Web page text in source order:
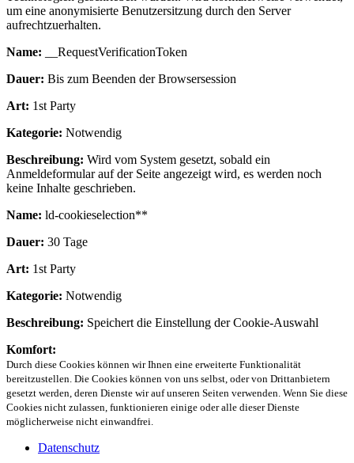
um eine anonymisierte Benutzersitzung durch den Server
aufrechtzuerhalten.
Name: __RequestVerificationToken
Dauer: Bis zum Beenden der Browsersession
Art: 1st Party
Kategorie: Notwendig
Beschreibung: Wird vom System gesetzt, sobald ein
Anmeldeformular auf der Seite angezeigt wird, es werden noch
keine Inhalte geschrieben.
Name: ld-cookieselection**
Dauer: 30 Tage
Art: 1st Party
Kategorie: Notwendig
Beschreibung: Speichert die Einstellung der Cookie-Auswahl
Komfort:
Durch diese Cookies können wir Ihnen eine erweiterte Funktionalität
bereitzustellen. Die Cookies können von uns selbst, oder von Drittanbietern
gesetzt werden, deren Dienste wir auf unseren Seiten verwenden. Wenn Sie diese
Cookies nicht zulassen, funktionieren einige oder alle dieser Dienste
möglicherweise nicht einwandfrei.
Datenschutz